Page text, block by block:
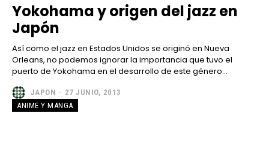
Yokohama y origen del jazz en
Japón
Así como el jazz en Estados Unidos se originó en Nueva
Orleans, no podemos ignorar la importancia que tuvo el
puerto de Yokohama en el desarrollo de este género...
JAPON - 27 JUNIO, 2013
ANIME Y MANGA